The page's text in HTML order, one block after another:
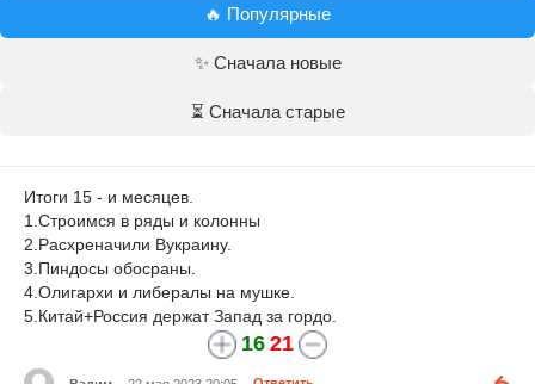
🔥 Популярные
✨ Сначала новые
⏳ Сначала старые
Итоги 15 - и месяцев.
1.Строимся в ряды и колонны
2.Расхреначили Вукраину.
3.Пиндосы обосраны.
4.Олигархи и либералы на мушке.
5.Китай+Россия держат Запад за гордо.
16 21